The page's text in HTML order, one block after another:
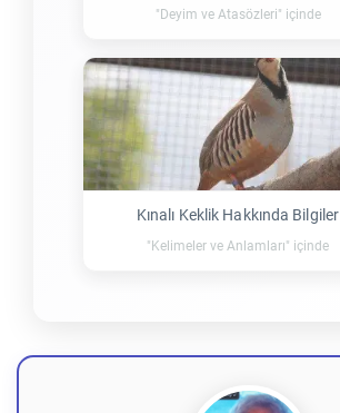
"Deyim ve Atasözleri" içinde
Kınalı Keklik Hakkında Bilgiler
"Kelimeler ve Anlamları" içinde